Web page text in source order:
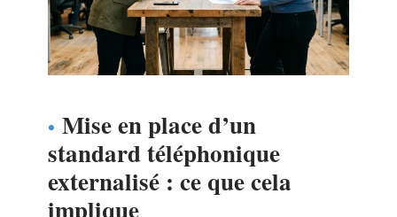
Mise en place d’un
standard téléphonique
externalisé : ce que cela
implique